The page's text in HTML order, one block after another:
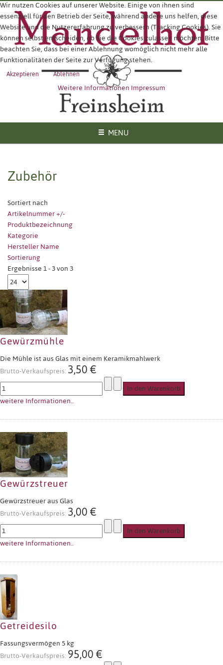
MENU
Zubehör
Sortiert nach
Artikelnummer +/-
Produktbezeichnung
Kategorie
Hersteller Name
Sortierung
Ergebnisse 1 - 3 von 3
Gewürzmühle
Die Mühle ist aus Glas mit einem Keramikmahlwerk
Brutto-Verkaufspreis:3,50 €
weitere Informationen..
Gewürzstreuer
Gewürzstreuer aus Glas
Brutto-Verkaufspreis:3,00 €
weitere Informationen..
Getreidesilo
Fassungsvermögen 5 kg
Brutto-Verkaufspreis:95,00 €
Wir nutzen Cookies auf unserer Website. Einige von ihnen sind
essenziell für den Betrieb der Seite, während andere uns helfen, diese
Website und die Nutzererfahrung zu verbessern (Tracking Cookies). Sie
können selbst entscheiden, ob Sie die Cookies zulassen möchten. Bitte
beachten Sie, dass bei einer Ablehnung womöglich nicht mehr alle
Funktionalitäten der Seite zur Verfügung stehen.
Akzeptieren Ablehnen
Weitere InformationenImpressum